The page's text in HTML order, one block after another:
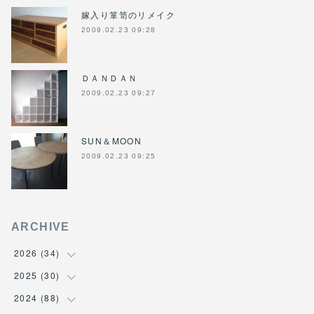
嫁入り箪笥のリメイク
2009.02.23 09:28
ＤＡＮＤＡＮ
2009.02.23 09:27
SUN＆MOON
2009.02.23 09:25
ARCHIVE
2026 (34)
(1)
(4)
2025 (30)
(6)
2024 (88)